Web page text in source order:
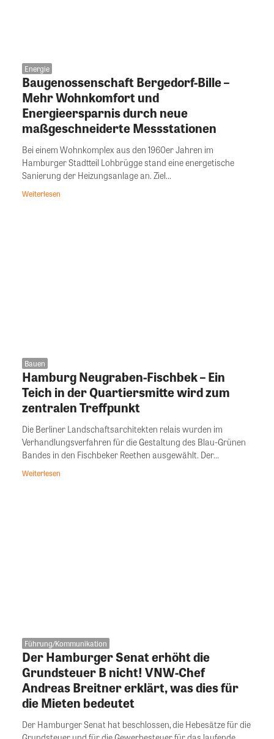
Energie
Baugenossenschaft Bergedorf-Bille –
Mehr Wohnkomfort und
Energieersparnis durch neue
maßgeschneiderte Messstationen
Bei einem Wohnkomplex aus den 1960er Jahren im
Hamburger Stadtteil Lohbrügge stand eine energetische
Sanierung der Heizungsanlage an. Ziel...
Weiterlesen
Bauen
Hamburg Neugraben-Fischbek – Ein
Teich in der Quartiersmitte wird zum
zentralen Treffpunkt
Die Berliner Landschaftsarchitekten relais wurden im
Verhandlungsverfahren für die Gestaltung des Blau-Grünen
Bandes in den Fischbeker Reethen ausgewählt. Der...
Weiterlesen
Führung/Kommunikation
Der Hamburger Senat erhöht die
Grundsteuer B nicht! VNW-Chef
Andreas Breitner erklärt, was dies für
die Mieten bedeutet
Der Hamburger Senat hat beschlossen, die Hebesätze für die